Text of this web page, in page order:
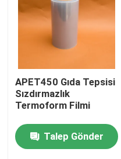
Ana sayfa
Ürünler
APET450 Gıda Tepsisi
Sızdırmazlık
Termoform Filmi
Talep Gönder